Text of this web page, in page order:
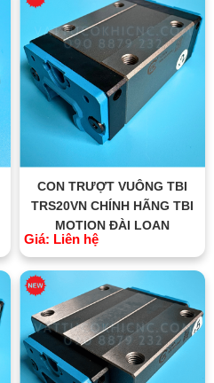
CON TRƯỢT VUÔNG TBI
TRS20VN CHÍNH HÃNG TBI
MOTION ĐÀI LOAN
Giá: Liên hệ